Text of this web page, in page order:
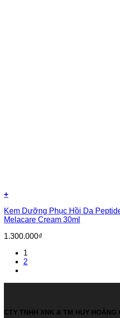
+
Kem Dưỡng Phục Hồi Da
Melacare Cream 30ml
1.300.000₫
1
2
CTY TNHH XNK & TM HUY HOÀNG